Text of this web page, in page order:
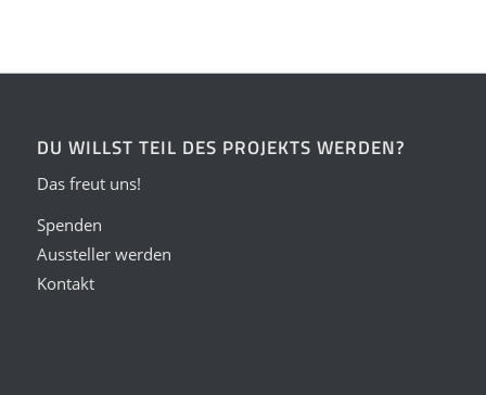
DU WILLST TEIL DES PROJEKTS WERDEN?
Das freut uns!
Spenden
Aussteller werden
Kontakt